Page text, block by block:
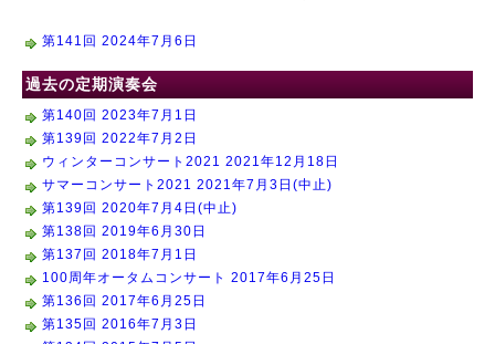
第141回 2024年7月6日
過去の定期演奏会
第140回 2023年7月1日
第139回 2022年7月2日
ウィンターコンサート2021 2021年12月18日
サマーコンサート2021 2021年7月3日(中止)
第139回 2020年7月4日(中止)
第138回 2019年6月30日
第137回 2018年7月1日
100周年オータムコンサート 2017年6月25日
第136回 2017年6月25日
第135回 2016年7月3日